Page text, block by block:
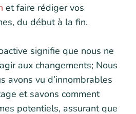
et faire rédiger vos
du début à la fin.
signifie que nous ne
aux changements; Nous
avons vu d’innombrables
et savons comment
potentiels, assurant que